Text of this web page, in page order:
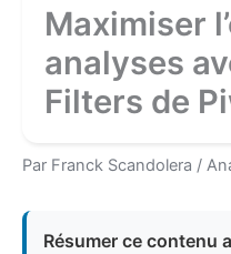
Maximiser
analyses
Filters de
Par Franck Scandolera /
Résumer ce contenu